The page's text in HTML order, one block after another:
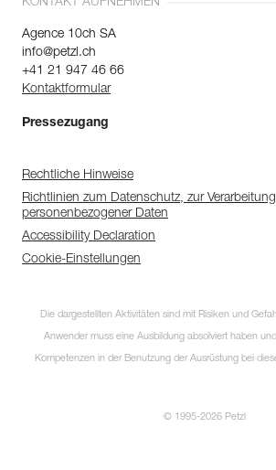
KONTAKT AUFNEHMEN
Agence 10ch SA
info@petzl.ch
+41 21 947 46 66
Kontaktformular
Pressezugang
Rechtliche Hinweise
Richtlinien zum Datenschutz, zur Verarbeitung
personenbezogener Daten
Accessibility Declaration
Cookie-Einstellungen
Die dargestellten Aktivitäten sind mit Risiken und
Anwender muss eine Ausbildung absolviert haben
Kompetenzen in der Benutzung der Ausrüstung bei
© 1995-2026 Petzl